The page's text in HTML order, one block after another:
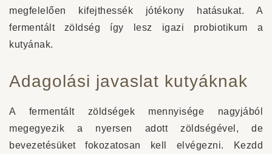
megfelelően kifejthessék jótékony hatásukat. A
fermentált zöldség így lesz igazi probiotikum a
kutyának.
Adagolási javaslat kutyáknak
A fermentált zöldségek mennyisége nagyjából
megegyezik a nyersen adott zöldségével, de
bevezetésüket fokozatosan kell elvégezni. Kezdd